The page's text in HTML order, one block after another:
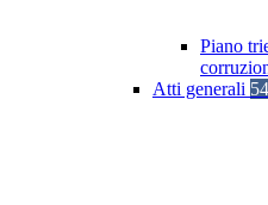
Piano
Atti generali 54